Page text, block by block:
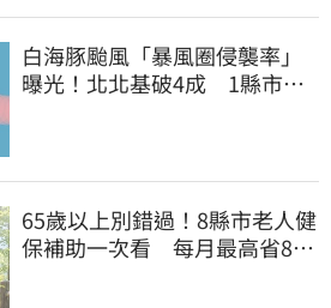
白海豚颱風「暴風圈侵襲率」
曝光！北北基破4成 1縣市高
65歲以上別錯過！8縣市老人健
保補助一次看 每月最高省826